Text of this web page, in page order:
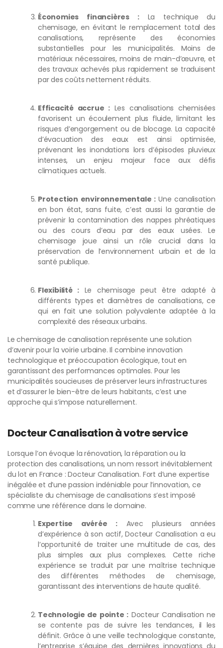
Économies financières :La technique du
chemisage, en évitant le remplacement total des
canalisations, représente des économies
substantielles pour les municipalités. Moins de
matériaux nécessaires, moins de main-d’œuvre, et
des travaux achevés plus rapidement se traduisent
par des coûts nettement réduits.
Efficacité accrue :Les canalisations chemisées
favorisent un écoulement plus fluide, limitant les
risques d’engorgement ou de blocage. La capacité
d’évacuation des eaux est ainsi optimisée,
prévenant les inondations lors d’épisodes pluvieux
intenses, un enjeu majeur face aux défis
climatiques actuels.
Protection environnementale :Une canalisation
en bon état, sans fuite, c’est aussi la garantie de
prévenir la contamination des nappes phréatiques
ou des cours d’eau par des eaux usées. Le
chemisage joue ainsi un rôle crucial dans la
préservation de l’environnement urbain et de la
santé publique.
Flexibilité : Le chemisage peut être adapté à
différents types et diamètres de canalisations, ce
qui en fait une solution polyvalente adaptée à la
complexité des réseaux urbains.
Le chemisage de canalisation représente une solution
d’avenir pour la voirie urbaine. Il combine innovation
technologique et préoccupation écologique, tout en
garantissant des performances optimales. Pour les
municipalités soucieuses de préserver leurs infrastructures
et d’assurer le bien-être de leurs habitants, c’est une
approche qui s’impose naturellement.
Docteur Canalisation à votre service
Lorsque l’on évoque la rénovation, la réparation ou la
protection des canalisations, un nom ressort inévitablement
du lot en France : Docteur Canalisation. Fort d’une expertise
inégalée et d’une passion indéniable pour l’innovation, ce
spécialiste du chemisage de canalisations s’est imposé
comme une référence dans le domaine.
Expertise avérée : Avec plusieurs années
d’expérience à son actif, Docteur Canalisation a eu
l’opportunité de traiter une multitude de cas, des
plus simples aux plus complexes. Cette riche
expérience se traduit par une maîtrise technique
des différentes méthodes de chemisage,
garantissant des interventions de haute qualité.
Technologie de pointe : Docteur Canalisation ne
se contente pas de suivre les tendances, il les
définit. Grâce à une veille technologique constante,
Assistance Docteur Canalisation
En ligne — réponse rapide 7j/7